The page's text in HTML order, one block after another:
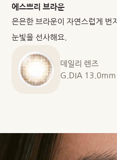
에스쁘리 브라운
은은한 브라운이 자연스럽게 번
눈빛을 선사해요.
데일리 렌즈
G.DIA 13.0mm